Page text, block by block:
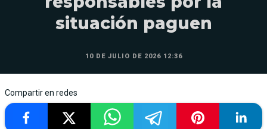
situación paguen
10 DE JULIO DE 2026 12:36
Compartir en redes